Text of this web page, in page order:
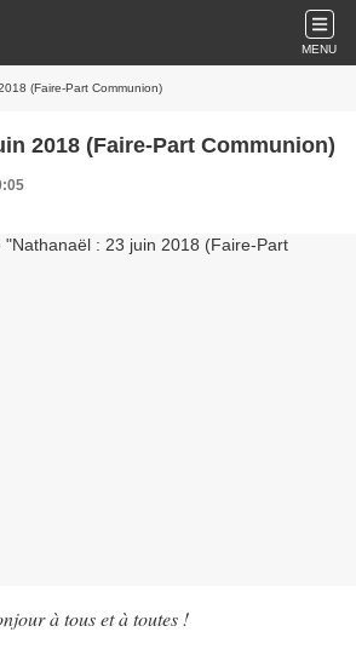
MENU
(Faire-Part Communion)
2018 (Faire-Part Communion)
à tous et à toutes !